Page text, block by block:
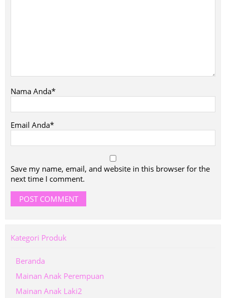
Nama Anda*
Email Anda*
Save my name, email, and website in this browser for the
next time I comment.
Kategori Produk
Beranda
Mainan Anak Perempuan
Mainan Anak Laki2